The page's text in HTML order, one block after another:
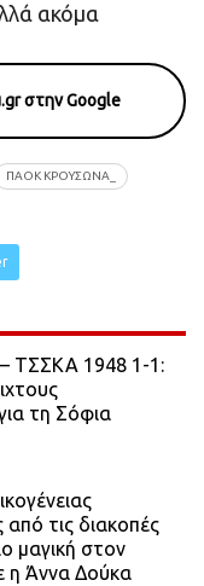
ακόμα
στην Google
ΠΑΟΚ ΚΡΟΥΣΩΝΑ_
ΤΣΣΚΑ 1948 1-1:
τη Σόφια
από τις διακοπές
μαγική στον
η Άννα Δούκα